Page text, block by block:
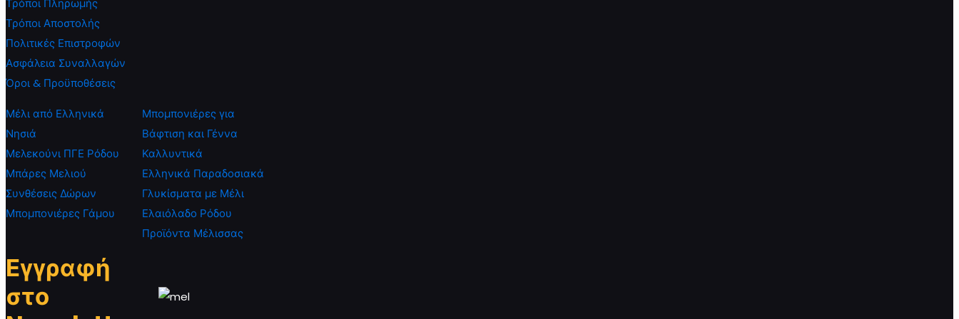
Τρόποι Πληρωμής
Τρόποι Αποστολής
Πολιτικές Επιστροφών
Ασφάλεια Συναλλαγών
Όροι & Προϋποθέσεις
Μέλι από Ελληνικά
Νησιά
Μελεκούνι ΠΓΕ Ρόδου
Μπάρες Μελιού
Συνθέσεις Δώρων
Μπομπονιέρες Γάμου
Μπομπονιέρες για
Βάφτιση και Γέννα
Καλλυντικά
Ελληνικά Παραδοσιακά
Γλυκίσματα με Μέλι
Ελαιόλαδο Ρόδου
Προϊόντα Μέλισσας
Εγγραφή
στο